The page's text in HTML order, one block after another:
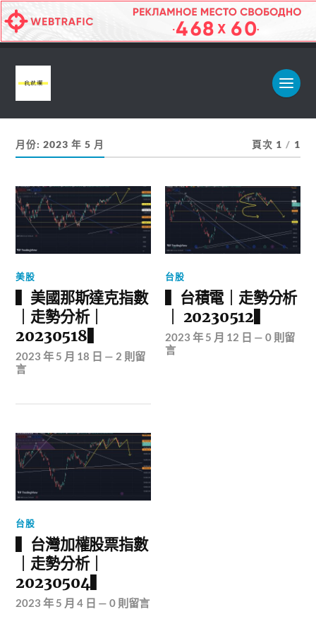
月份:2023 年 5 月 頁次 1 / 1
美股
▍美國那斯達克指數
｜走勢分析｜
20230518▍
2023 年 5 月 18 日 — 2 則留
言
台股
▍台積電｜走勢分析
｜ 20230512▍
2023 年 5 月 12 日 —0 則留
言
台股
▍台灣加權股票指數
｜走勢分析｜
20230504▍
2023 年 5 月 4 日 —0 則留言